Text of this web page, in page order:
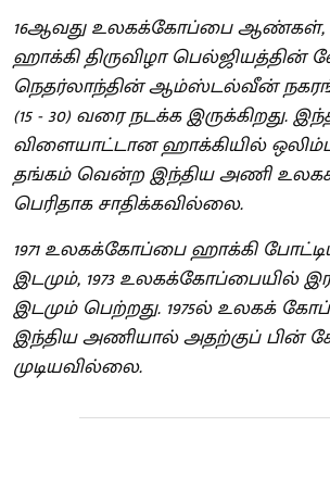
16ஆவது உலகக்கோப்பை
ஹாக்கி திருவிழா பெல்ஜியத்தின்
நெதர்லாந்தின் ஆம்ஸ்டல்வீன்
(15 - 30) வரை நடக்க இருக்கிறது.
விளையாட்டான ஹாக்கியில்
தங்கம் வென்ற இந்திய அணி
பெரிதாக சாதிக்கவில்லை.
1971 உலகக்கோப்பை ஹாக்கி
இடமும், 1973 உலகக்கோப்பையில்
இடமும் பெற்றது. 1975ல் உலகக்
இந்திய அணியால் அதற்குப் பின்
முடியவில்லை.